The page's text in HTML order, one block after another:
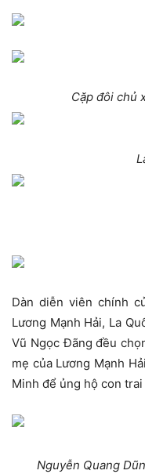
Cặp đôi chủ
Dàn diễn viên chính
Lương Mạnh Hải, La
Vũ Ngọc Đãng đều
mẹ của Lương Mạnh
Minh để ủng hộ con
Nguyễn Quang